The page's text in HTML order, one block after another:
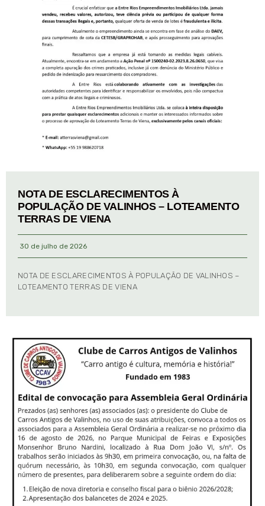
NOTA DE ESCLARECIMENTOS À
POPULAÇÃO DE VALINHOS – LOTEAMENTO
TERRAS DE VIENA
30 de julho de 2026
NOTA DE ESCLARECIMENTOS À POPULAÇÃO DE VALINHOS –
LOTEAMENTO TERRAS DE VIENA